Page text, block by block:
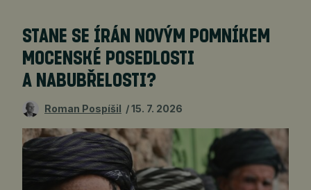
STANE SE ÍRÁN NOVÝM POMNÍKEM
MOCENSKÉ POSEDLOSTI
A NABUBŘELOSTI?
Roman Pospíšil 15. 7. 2026